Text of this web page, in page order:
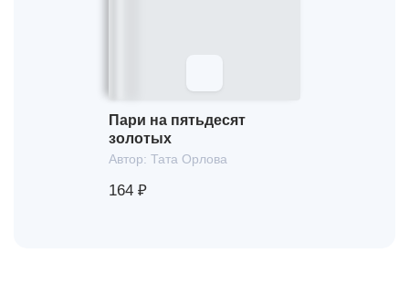
Пари на пятьдесят
золотых
Автор: Тата Орлова
164 ₽